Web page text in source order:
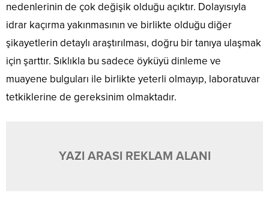
nedenlerinin de çok değişik olduğu açıktır. Dolayısıyla
idrar kaçırma yakınmasının ve birlikte olduğu diğer
şikayetlerin detaylı araştırılması, doğru bir tanıya ulaşmak
için şarttır. Sıklıkla bu sadece öyküyü dinleme ve
muayene bulguları ile birlikte yeterli olmayıp, laboratuvar
tetkiklerine de gereksinim olmaktadır.
YAZI ARASI REKLAM ALANI